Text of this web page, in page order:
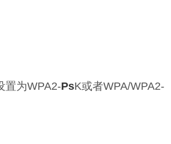
置为WPA2-PsK或者WPA/WPA2-